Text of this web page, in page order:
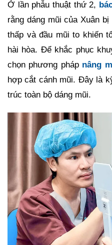
Ở lần phẫu thuật thứ 2,
rằng dáng mũi của Xuân
thấp và đầu mũi to khiến
hài hòa. Để khắc phục
chọn phương pháp nâng
hợp cắt cánh mũi. Đây là
trúc toàn bộ dáng mũi.